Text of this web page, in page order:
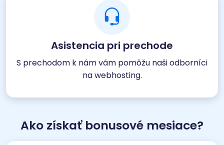
Asistencia pri prechode
S prechodom k nám vám pomôžu naši odborníci
na webhosting.
Ako získať bonusové mesiace?